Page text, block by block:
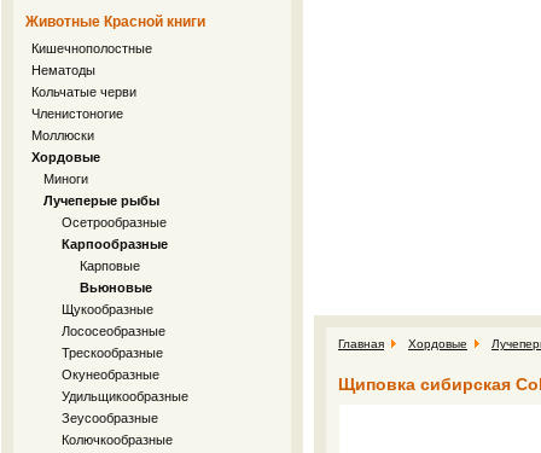
Животные Красной книги
Кишечнополостные
Нематоды
Кольчатые черви
Членистоногие
Моллюски
Хордовые
Миноги
Лучеперые рыбы
Осетрообразные
Карпообразные
Карповые
Вьюновые
Щукообразные
Лососеобразные
Трескообразные
Окунеобразные
Удильщикообразные
Зеусообразные
Колючкообразные
Главная Хордовые
Щиповка сибирская